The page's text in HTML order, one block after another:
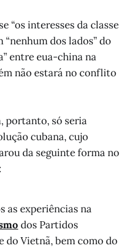
“os interesses da classe
dos lados” do
entre eua-china na
não estará no conflito
portanto, só seria
cubana, cujo
da seguinte forma no
as experiências na
dos Partidos
do Vietnã, bem como do